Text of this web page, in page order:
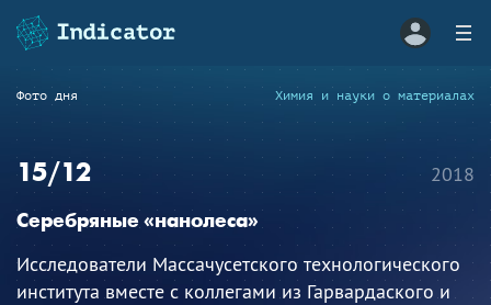
Фото дня Химия и науки о материалах
15/12
Серебряные «нанолеса»
Исследователи Массачусетского технологического
института вместе с коллегами из Гарвардаского и
2018